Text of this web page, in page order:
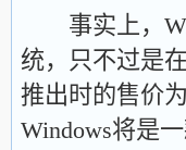
事实上，
统，只不过是
推出时的售价
Windows将是